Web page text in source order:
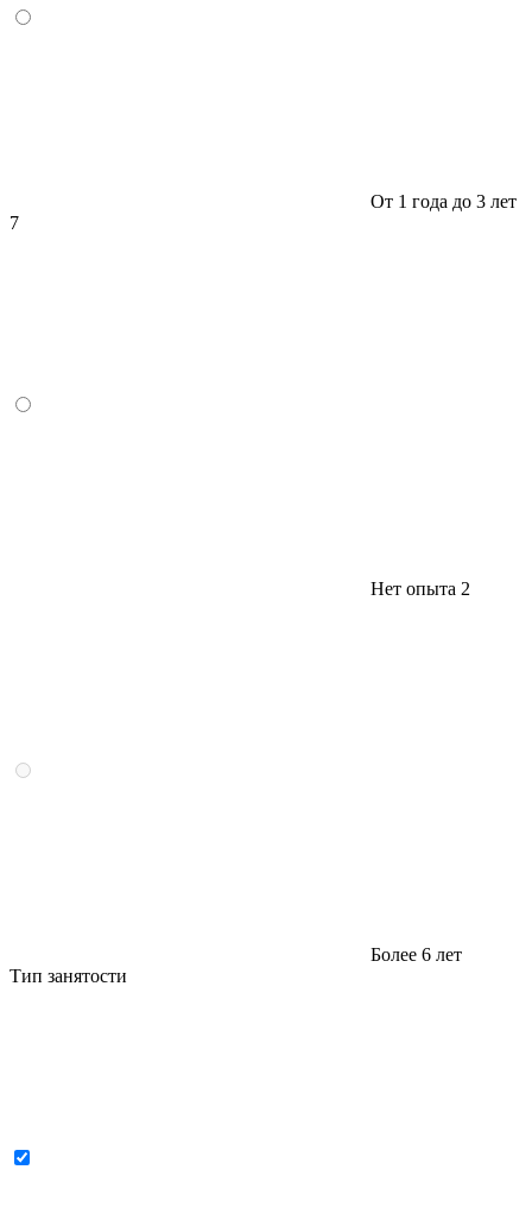
От 1 года до 3 лет
7
Нет опыта 2
Более 6 лет
Тип занятости